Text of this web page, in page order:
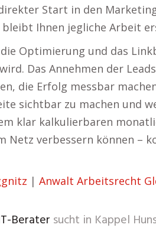
Start in den
Ihnen jegliche Arbeit
Optimierung und das
Das Annehmen der
die Erfolg messbar
sichtbar zu machen und
klar kalkulierbaren
Netz verbessern können –
| Anwalt Arbeitsrecht
Berater sucht in Kappel